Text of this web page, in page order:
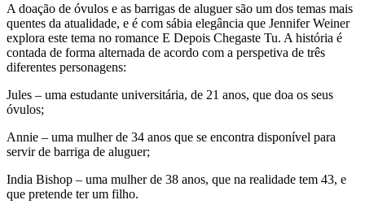
A doação de óvulos e as barrigas de aluguer são um dos temas mais
quentes da atualidade, e é com sábia elegância que Jennifer Weiner
explora este tema no romance E Depois Chegaste Tu. A história é
contada de forma alternada de acordo com a perspetiva de três
diferentes personagens:
Jules – uma estudante universitária, de 21 anos, que doa os seus
óvulos;
Annie – uma mulher de 34 anos que se encontra disponível para
servir de barriga de aluguer;
India Bishop – uma mulher de 38 anos, que na realidade tem 43, e
que pretende ter um filho.